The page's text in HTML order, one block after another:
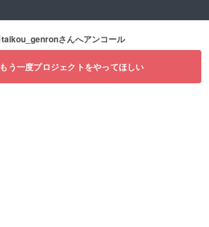
taikou_genronさんへアンコール
もう一度プロジェクトをやってほしい